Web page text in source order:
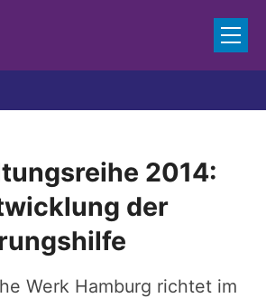
2014:
der
Werk Hamburg richtet im